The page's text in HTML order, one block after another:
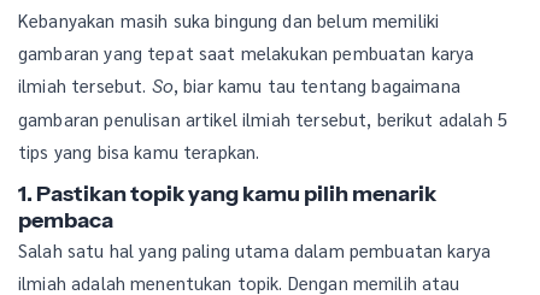
Kebanyakan masih suka bingung dan belum memiliki
gambaran yang tepat saat melakukan pembuatan karya
ilmiah tersebut. So, biar kamu tau tentang bagaimana
gambaran penulisan artikel ilmiah tersebut, berikut adalah 5
tips yang bisa kamu terapkan.
1. Pastikan topik yang kamu pilih menarik
pembaca
Salah satu hal yang paling utama dalam pembuatan karya
ilmiah adalah menentukan topik. Dengan memilih atau